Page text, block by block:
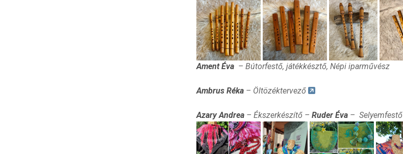
Ament Éva – Bútorfestő, játékkésztő, Népi iparművész
Ambrus Réka – Öltözéktervező
Azary Andrea – Ékszerkészítő – Ruder Éva – Selyemfestő